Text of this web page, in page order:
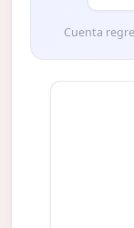
Cuenta